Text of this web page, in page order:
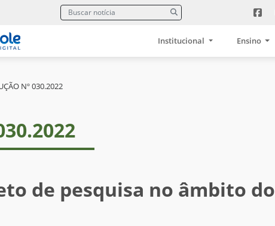
Institucional Ensino
Nº 030.2022
de pesquisa no âmbito do